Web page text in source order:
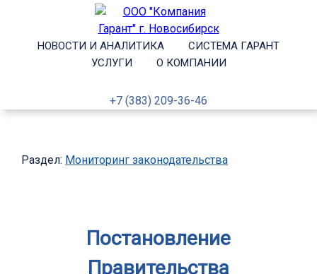
НОВОСТИ И АНАЛИТИКА
СИСТЕМА ГАРАНТ
УСЛУГИ
О КОМПАНИИ
+7 (383) 209-36-46
Раздел: Мониторинг законодательства
Постановление
Правительства